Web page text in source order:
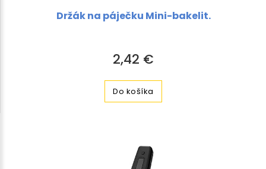
Držák na páječku Mini-bakelit.
2,42 €
Do košíka